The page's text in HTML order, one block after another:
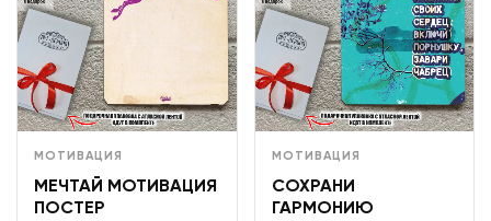
МОТИВАЦИЯ
МЕЧТАЙ МОТИВАЦИЯ
ПОСТЕР
МОТИВАЦИЯ
СОХРАНИ
ГАРМОНИЮ